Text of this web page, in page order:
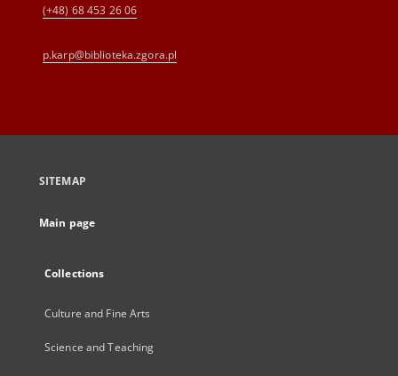
(+48) 68 453 26 06
p.karp@biblioteka.zgora.pl
SITEMAP
Main page
Collections
Culture and Fine Arts
Science and Teaching